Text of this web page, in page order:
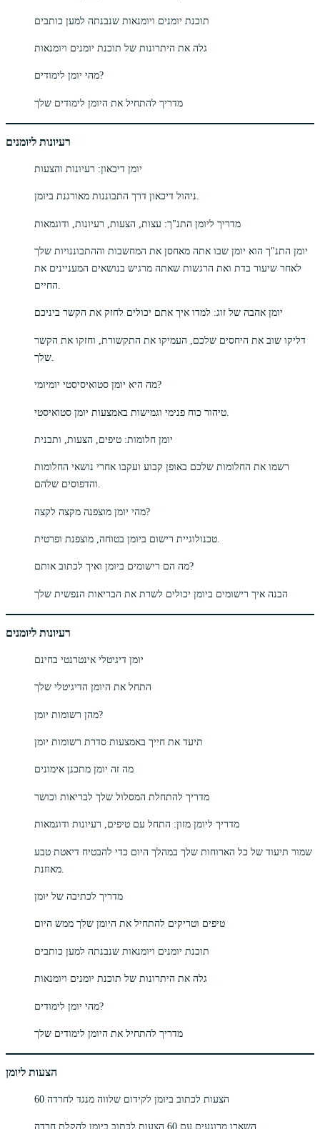
תוכנת יומנים ויומנאות שנבנתה למען כותבים
גלה את היתרונות של תוכנת יומנים ויומנאות
מהי יומן לימודים?
מדריך להתחיל את היומן לימודים שלך
רעיונות ליומנים
יומן דיכאון: רעיונות והצעות
מדריך ליומן התנ"ך: עצות, הצעות, רעיונות, ודוגמאות
יומן התנ"ך הוא יומן שבו אתה מאחסן את המחשבות וההתבוננויות שלך
לאחר שיעור בדת ואת הרגשות שאתה מרגיש בנושאים המעניינים את
יומן אהבה של זוג: למדו איך אתם יכולים לחזק את הקשר ביניכם
דליקו שוב את היחסים שלכם, העמיקו את התקשורת, וחזקו את הקשר
מה היא יומן סטואיסיסטי יומיומי?
יומן חלומות: טיפים, הצעות, ותבנית
רשמו את החלומות שלכם באופן קבוע ועקבו אחרי נושאי החלומות
והדפוסים שלהם.
מהי יומן מוצפנה מקצה לקצה?
מה הם רישומים ביומן ואיך לכתוב אותם?
הבנה איך רישומים ביומן יכולים לשרת את הבריאות הנפשית שלך
רעיונות ליומנים
יומן דיגיטלי אינטרנטי בחינם
התחל את היומן הדיגיטלי שלך
מהן רשומות יומן?
תיעד את חייך באמצעות סדרת רשומות יומן
מה זה יומן מתכנן אימונים
מדריך להתחלת המסלול שלך לבריאות וכושר
מדריך ליומן מזון: התחל עם טיפים, רעיונות ודוגמאות
שמור תיעוד של כל הארוחות שלך במהלך היום כדי להבטיח דיאטת טבע
מדריך לכתיבה של יומן
טיפים וטריקים להתחיל את היומן שלך ממש היום
תוכנת יומנים ויומנאות שנבנתה למען כותבים
גלה את היתרונות של תוכנת יומנים ויומנאות
מהי יומן לימודים?
מדריך להתחיל את היומן לימודים שלך
הצעות ליומן
60 הצעות לכתוב ביומן לקידום שלווה מנגד לחרדה